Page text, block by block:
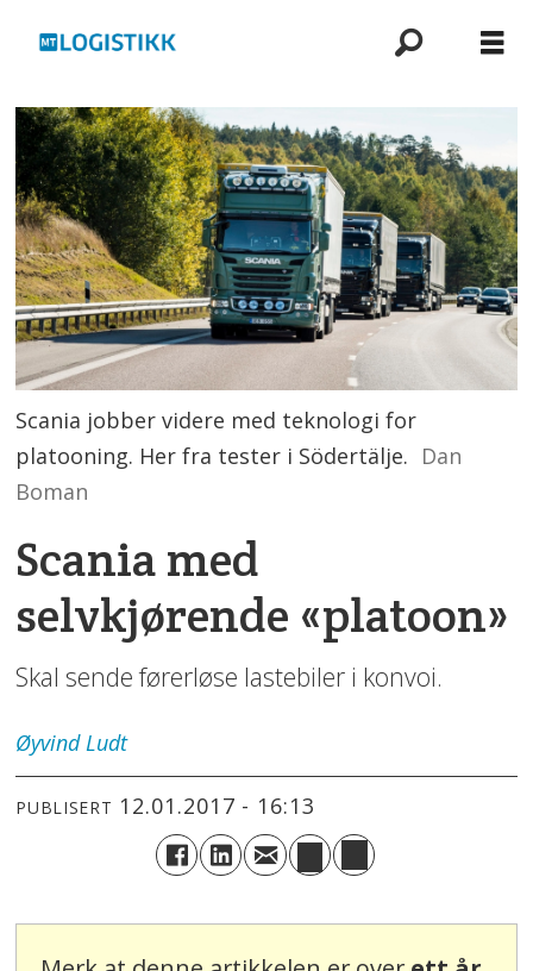
Scania jobber videre med teknologi for
platooning. Her fra tester i Södertälje. Dan
Boman
Scania med
selvkjørende «platoon»
Skal sende førerløse lastebiler i konvoi.
Øyvind Ludt
PUBLISERT 12.01.2017 - 16:13